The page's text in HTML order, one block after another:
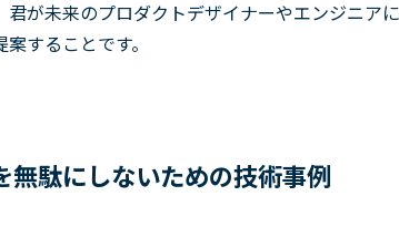
君が未来のプロダクトデザイナーやエンジニア
することです。
無駄にしないための技術事例